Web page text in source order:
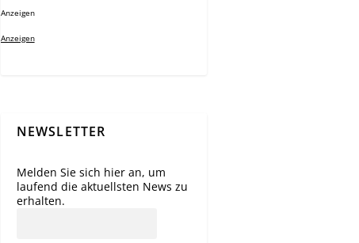
Anzeigen
Anzeigen
NEWSLETTER
Melden Sie sich hier an, um
laufend die aktuellsten News zu
erhalten.